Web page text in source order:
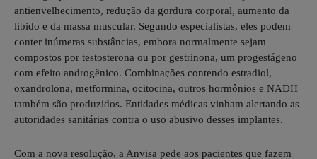
antienvelhecimento, redução da gordura corporal, aumento da
libido e da massa muscular. Segundo especialistas, eles podem
conter inúmeras substâncias, embora normalmente sejam
compostos por testosterona ou por gestrinona, um progestágeno
com efeito androgênico. Combinações contendo estradiol,
oxandrolona, metformina, ocitocina, outros hormônios e NADH
também são produzidos. Entidades médicas vinham alertando as
autoridades sanitárias contra o uso abusivo desses implantes.
Com a nova resolução, a Anvisa pede aos pacientes que fazem